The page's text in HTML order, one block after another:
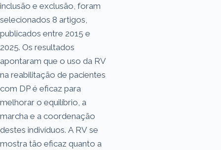
inclusão e exclusão, foram
selecionados 8 artigos,
publicados entre 2015 e
2025. Os resultados
apontaram que o uso da RV
na reabilitação de pacientes
com DP é eficaz para
melhorar o equilíbrio, a
marcha e a coordenação
destes indivíduos. A RV se
mostra tão eficaz quanto a